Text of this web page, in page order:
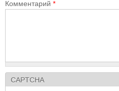
Комментарий *
CAPTCHA